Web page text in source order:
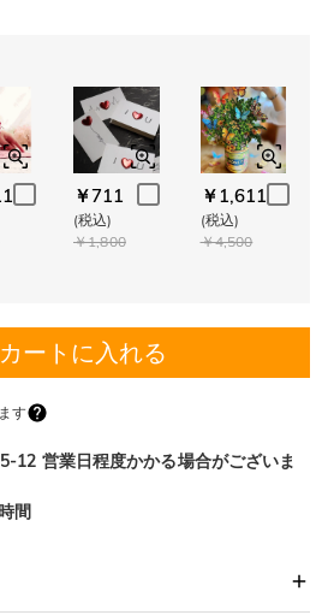
￥711
(税込)
￥1,800
￥1,611
(税込)
￥4,500
カートに入れる
す
12 営業日程度かかる場合がございま
間